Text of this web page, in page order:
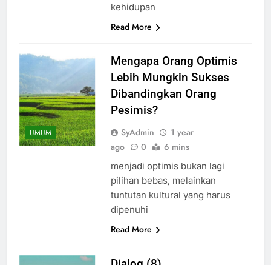
kehidupan
Read More
UMUM
Mengapa Orang Optimis
Lebih Mungkin Sukses
Dibandingkan Orang
Pesimis?
SyAdmin
1 year
ago
0 6 mins
menjadi optimis bukan lagi
pilihan bebas, melainkan
tuntutan kultural yang harus
dipenuhi
Read More